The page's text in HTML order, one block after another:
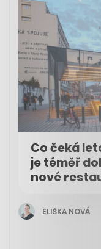
Co čeká
je téměř
nové
ELIŠKA NOVÁ